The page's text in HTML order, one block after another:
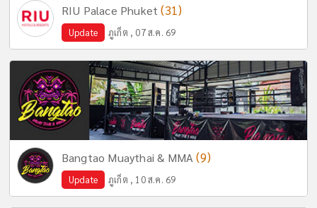
RIU Palace Phuket(31)
Update ภูเก็ต , 07 ส.ค. 69
Bangtao Muaythai & MMA(9)
Update ภูเก็ต , 10 ส.ค. 69